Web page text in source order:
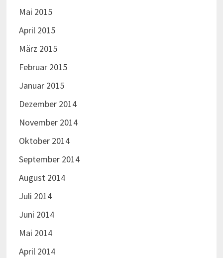
Mai 2015
April 2015
März 2015
Februar 2015
Januar 2015
Dezember 2014
November 2014
Oktober 2014
September 2014
August 2014
Juli 2014
Juni 2014
Mai 2014
April 2014